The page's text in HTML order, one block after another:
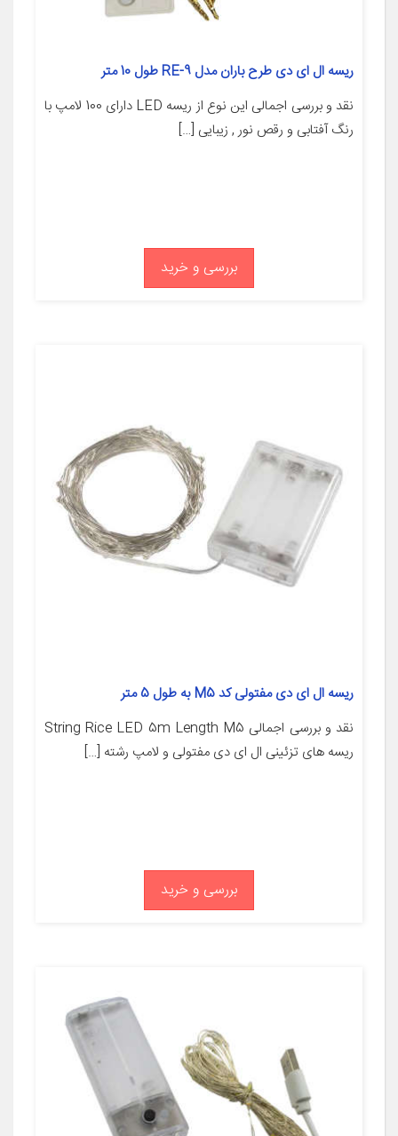
ریسه ال ای دی طرح باران مدل RE-9 طول 10 متر
نقد و بررسی اجمالی این نوع از ریسه LED دارای 100 لامپ با
رنگ آفتابی و رقص نور , زیبایی […]
بررسی و خرید
ریسه ال ای دی مفتولی کد M5 به طول 5 متر
نقد و بررسی اجمالی String Rice LED 5m Length M5
ریسه های تزئینی ال ای دی مفتولی و لامپ رشته […]
بررسی و خرید